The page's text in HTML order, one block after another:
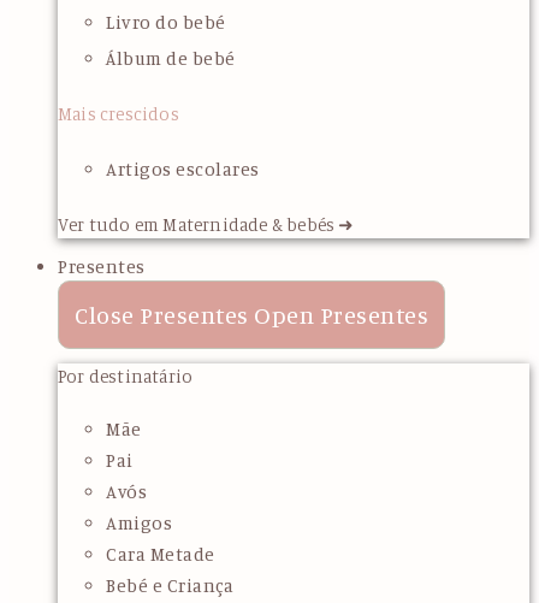
Livro do bebé
Álbum de bebé
Mais crescidos
Artigos escolares
Ver tudo em Maternidade & bebés ➜
Presentes
Close Presentes Open Presentes
Por destinatário
Mãe
Pai
Avós
Amigos
Cara Metade
Bebé e Criança